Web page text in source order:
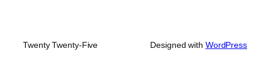
Twenty Twenty-Five Designed with WordPress